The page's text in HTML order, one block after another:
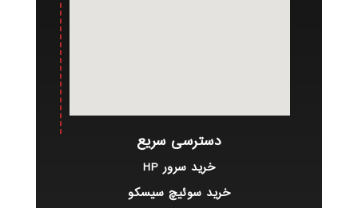
دسترسی سریع
خرید سرور HP
خرید سوئیچ سیسکو